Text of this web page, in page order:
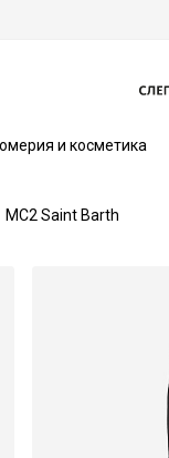
и косметика
MC2 Saint Barth